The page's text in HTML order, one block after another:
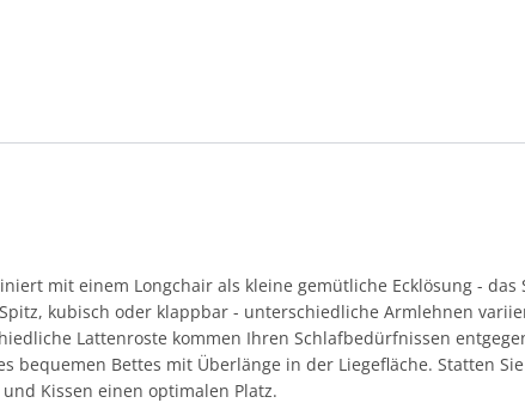
mit einem Longchair als kleine gemütliche Ecklösung - das
kubisch oder klappbar - unterschiedliche Armlehnen
Lattenroste kommen Ihren Schlafbedürfnissen
bequemen Bettes mit Überlänge in der Liegefläche. Statten
Kissen einen optimalen Platz.